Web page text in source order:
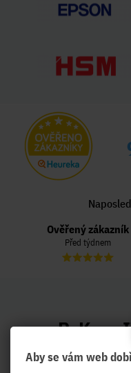
Ověřený zákazník
Před týdnem
PeKro -
Aby se vám web